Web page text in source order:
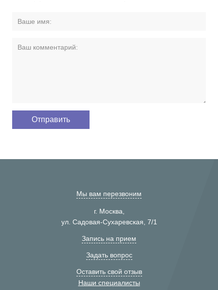
Мы вам перезвоним
г. Москва,
ул. Садовая-Сухаревская, 7/1
Запись на прием
Задать вопрос
Оставить свой отзыв
Наши специалисты